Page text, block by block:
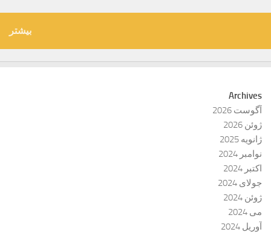
بیشتر
Archives
آگوست 2026
ژوئن 2026
ژانویه 2025
نوامبر 2024
اکتبر 2024
جولای 2024
ژوئن 2024
می 2024
آوریل 2024